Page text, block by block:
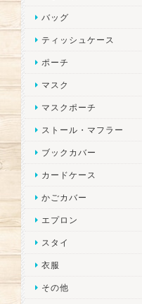
バッグ
ティッシュケース
ポーチ
マスク
マスクポーチ
ストール・マフラー
ブックカバー
カードケース
かごカバー
エプロン
スタイ
衣服
その他